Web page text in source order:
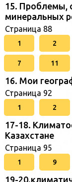
15. Проблемы,
минеральных
Страница 88
1 2
7 11
16. Мои
Страница 92
1 2
17-18.
Казахстане
Страница 95
1 9
19-